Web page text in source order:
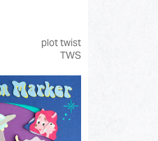
plot twist
TWS